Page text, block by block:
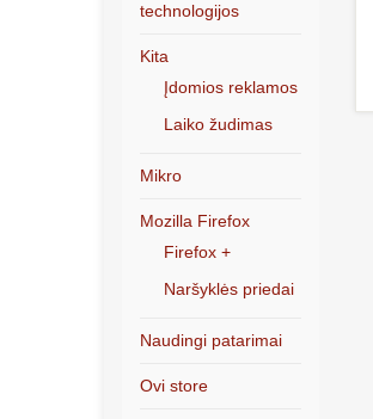
technologijos
Kita
Įdomios reklamos
Laiko žudimas
Mikro
Mozilla Firefox
Firefox +
Naršyklės priedai
Naudingi patarimai
Ovi store